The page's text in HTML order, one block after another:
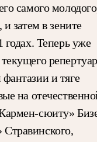
самого
затем в зените
Теперь уже
и тяге
на
сюиту»